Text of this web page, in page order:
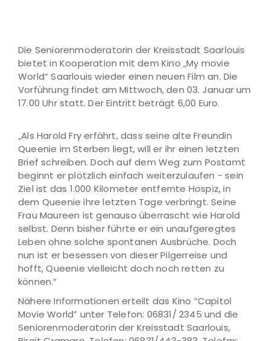
Die Seniorenmoderatorin der Kreisstadt Saarlouis
bietet in Kooperation mit dem Kino „My movie
World“ Saarlouis wieder einen neuen Film an. Die
Vorführung findet am Mittwoch, den 03. Januar um
17.00 Uhr statt. Der Eintritt beträgt 6,00 Euro.
„Als Harold Fry erfährt, dass seine alte Freundin
Queenie im Sterben liegt, will er ihr einen letzten
Brief schreiben. Doch auf dem Weg zum Postamt
beginnt er plötzlich einfach weiterzulaufen - sein
Ziel ist das 1.000 Kilometer entfernte Hospiz, in
dem Queenie ihre letzten Tage verbringt. Seine
Frau Maureen ist genauso überrascht wie Harold
selbst. Denn bisher führte er ein unaufgeregtes
Leben ohne solche spontanen Ausbrüche. Doch
nun ist er besessen von dieser Pilgerreise und
hofft, Queenie vielleicht doch noch retten zu
können.“
Nähere Informationen erteilt das Kino “Capitol
Movie World” unter Telefon: 06831/ 2345 und die
Seniorenmoderatorin der Kreisstadt Saarlouis,